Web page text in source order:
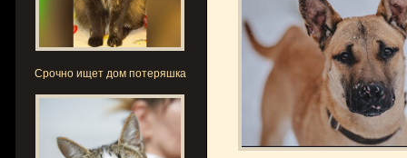
Срочно ищет дом потеряшка